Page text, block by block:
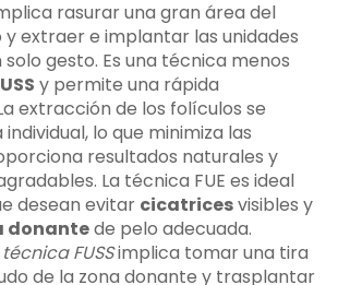
rasurar una gran área del
extraer e implantar las unidades
gesto. Es una técnica menos
y permite una rápida
extracción de los folículos se
lo que minimiza las
resultados naturales y
La técnica FUE es ideal
desean evitar cicatricesvisibles y
donantede pelo adecuada.
técnica FUSSimplica tomar una tira
de la zona donante y trasplantar